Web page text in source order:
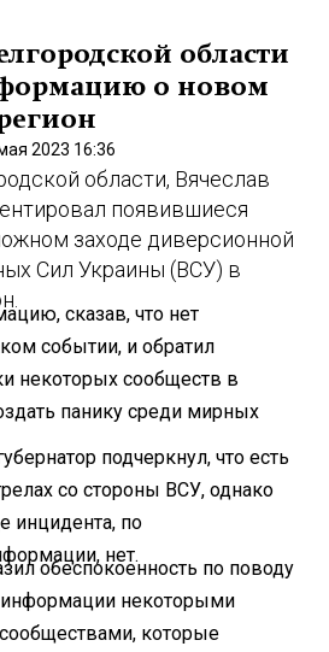
области
о новом
2023 16:36
области, Вячеслав
появившиеся
заходе диверсионной
Сил Украины (ВСУ) в
сказав, что нет
событии, и обратил
некоторых сообществ в
панику среди мирных
подчеркнул, что есть
со стороны ВСУ, однако
инцидента, по
нет.
обеспокоенность по поводу
информации некоторыми
которые